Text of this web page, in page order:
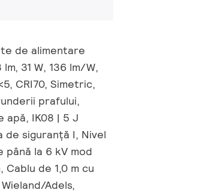
de alimentare
31 W, 136 lm/W,
CRI70, Simetric,
prafului,
IK08 | 5 J
de siguranță I, Nivel
la 6 kV mod
de 1,0 m cu
Adels,